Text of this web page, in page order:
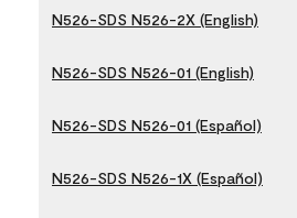
N526-SDS N526-2X (English)
N526-SDS N526-01 (English)
N526-SDS N526-01 (Español)
N526-SDS N526-1X (Español)